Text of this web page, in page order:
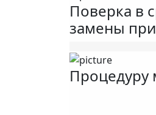
Поверка в
замены
Процедуру